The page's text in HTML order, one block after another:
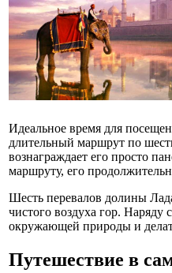
Идеальное время для
длительный маршрут по
вознаграждает его просто
маршруту, его
Шесть перевалов долины
чистого воздуха гор.
окружающей природы и
Путешествие в